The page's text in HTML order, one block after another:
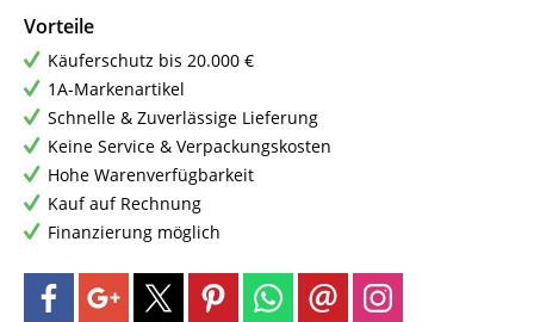
Vorteile
Käuferschutz bis 20.000 €
1A-Markenartikel
Schnelle & Zuverlässige Lieferung
Keine Service & Verpackungskosten
Hohe Warenverfügbarkeit
Kauf auf Rechnung
Finanzierung möglich